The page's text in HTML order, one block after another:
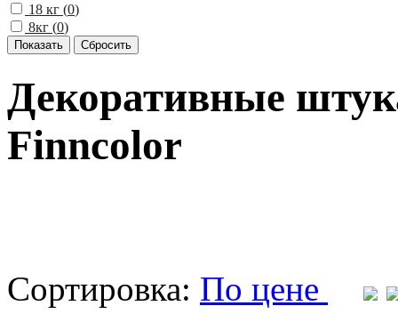
18 кг (0)
8кг (0)
Декоративные
Finncolor
Сортировка: По цене